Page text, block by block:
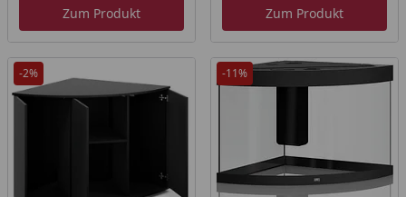
Zum Produkt Zum Produkt
-2% -11%